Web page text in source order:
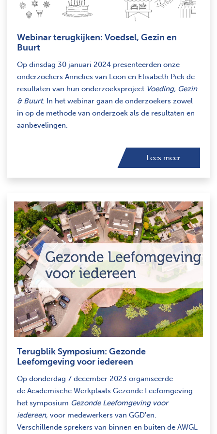
Webinar terugkijken: Voedsel, Gezin en
Buurt
Op dinsdag 30 januari 2024 presenteerden onze
onderzoekers Annelies van Loon en Elisabeth Piek de
resultaten van hun onderzoeksproject Voeding, Gezin
& Buurt. In het webinar gaan de onderzoekers zowel
in op de methode van onderzoek als de resultaten en
aanbevelingen.
Lees meer
Terugblik Symposium: Gezonde
Leefomgeving voor iedereen
Op donderdag 7 december 2023 organiseerde
de Academische Werkplaats Gezonde Leefomgeving
het symposium Gezonde Leefomgeving voor
iedereen, voor medewerkers van GGD'en.
Verschillende sprekers van binnen en buiten de AWGL